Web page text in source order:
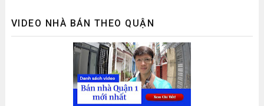
VIDEO NHÀ BÁN THEO QUẬN